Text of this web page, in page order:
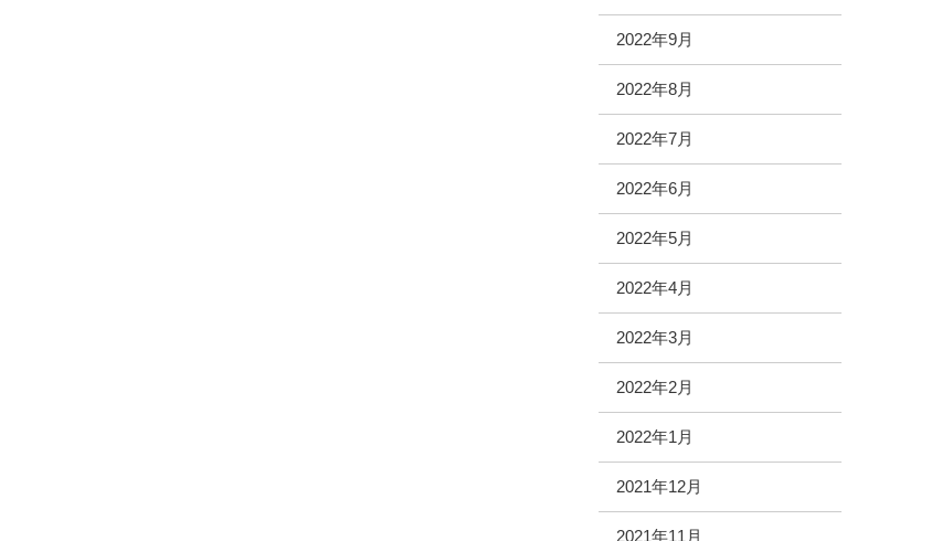
2022年9月
2022年8月
2022年7月
2022年6月
2022年5月
2022年4月
2022年3月
2022年2月
2022年1月
2021年12月
2021年11月